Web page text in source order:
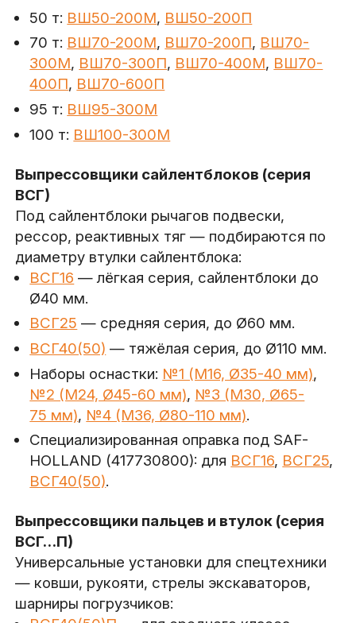
50 т: ВШ50-200М, ВШ50-200П
70 т: ВШ70-200М, ВШ70-200П, ВШ70-
300М, ВШ70-300П, ВШ70-400М, ВШ70-
400П, ВШ70-600П
95 т: ВШ95-300М
100 т: ВШ100-300М
Выпрессовщики сайлентблоков (серия
ВСГ)
Под сайлентблоки рычагов подвески,
рессор, реактивных тяг — подбираются по
диаметру втулки сайлентблока:
ВСГ16 — лёгкая серия, сайлентблоки до
Ø40 мм.
ВСГ25 — средняя серия, до Ø60 мм.
ВСГ40(50) — тяжёлая серия, до Ø110 мм.
Наборы оснастки: №1 (М16, Ø35-40 мм),
№2 (М24, Ø45-60 мм), №3 (М30, Ø65-
75 мм), №4 (М36, Ø80-110 мм).
Специализированная оправка под SAF-
HOLLAND (417730800): для ВСГ16, ВСГ25,
ВСГ40(50).
Выпрессовщики пальцев и втулок (серия
ВСГ…П)
Универсальные установки для спецтехники
— ковши, рукояти, стрелы экскаваторов,
шарниры погрузчиков: